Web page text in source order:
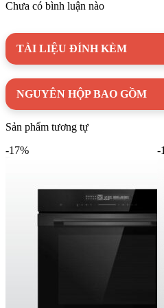
khả năng chịu nhiệt tốt và dễ
vào. Thiết kế tay cầm ngang
nhiệt bên trong, giúp phân bổ
bảo thực phẩm chín đều và ngon
hứng mỡ tiện lợi ở đáy lò giúp
sử dụng.
trọn đời, mang lại sự an tâm
Lò Nướng Điện MALLOCA MOV-
Chưa có bình luận nào
TÀI LIỆU ĐÍNH KÈM
NGUYÊN HỘP BAO GỒM
Sản phẩm tương tự
-17%
-